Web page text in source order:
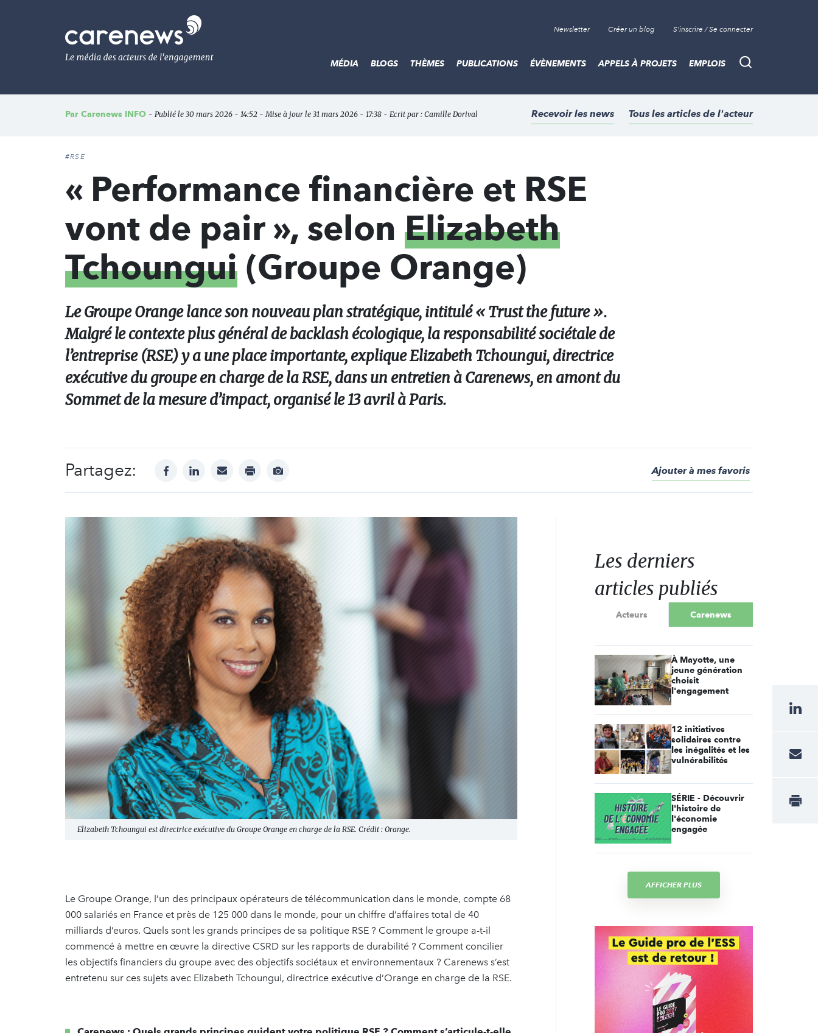
Le
média
de
l'engagement
Newsletter Créer un blog S'inscrire / Se connecter
Recherche
MÉDIA BLOGS THÈMES PUBLICATIONS ÉVÈNEMENTS APPELS À PROJETS EMPLOIS
Par Carenews INFO - Publié le 30 mars 2026 - 14:52 - Mise à jour le 31 mars 2026 - 17:38 - Ecrit par : Camille Dorival Recevoir les news Tous les articles de l'acteur
#RSE
« Performance financière et RSE
vont de pair », selon Elizabeth
Tchoungui (Groupe Orange)
Le Groupe Orange lance son nouveau plan stratégique, intitulé « Trust the future ».
Malgré le contexte plus général de backlash écologique, la responsabilité sociétale de
l’entreprise (RSE) y a une place importante, explique Elizabeth Tchoungui, directrice
exécutive du groupe en charge de la RSE, dans un entretien à Carenews, en amont du
Sommet de la mesure d’impact, organisé le 13 avril à Paris.
Partagez: facebooklinkedinmail print
Afficher
Ajouter à mes favoris
Elizabeth Tchoungui est directrice exécutive du Groupe Orange en charge de la RSE. Crédit : Orange.
Le Groupe Orange, l’un des principaux opérateurs de télécommunication dans le monde, compte 68
000 salariés en France et près de 125 000 dans le monde, pour un chiffre d’affaires total de 40
milliards d’euros. Quels sont les grands principes de sa politique RSE ? Comment le groupe a-t-il
commencé à mettre en œuvre la directive CSRD sur les rapports de durabilité ? Comment concilier
les objectifs financiers du groupe avec des objectifs sociétaux et environnementaux ? Carenews s’est
entretenu sur ces sujets avec Elizabeth Tchoungui, directrice exécutive d’Orange en charge de la RSE.
Les derniers
articles publiés
Acteurs Carenews
À Mayotte, une
jeune génération
choisit
l'engagement
12 initiatives
solidaires contre
les inégalités et les
vulnérabilités
SÉRIE - Découvrir
l'histoire de
l'économie
engagée
AFFICHER PLUS